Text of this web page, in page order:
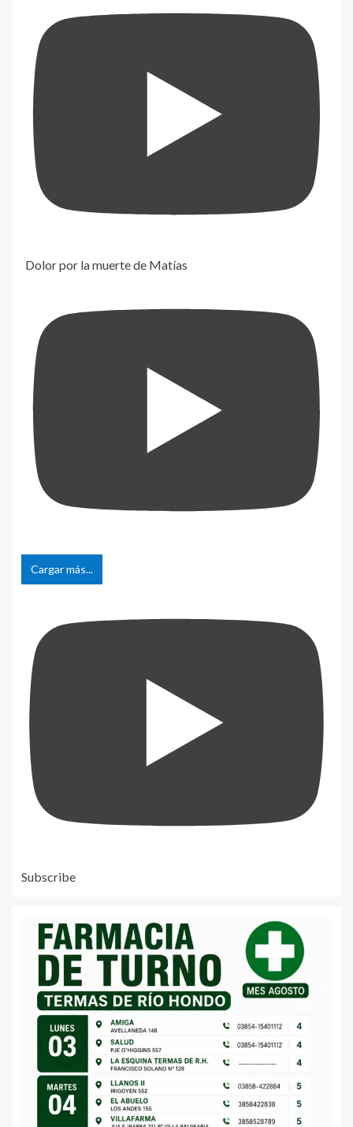
Dolor por la muerte de Matías
Cargar más...
Subscribe